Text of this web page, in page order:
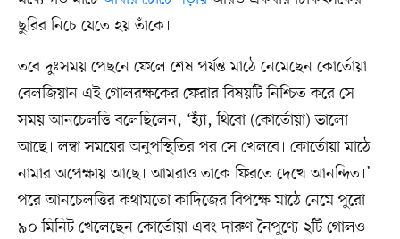
ছুরির নিচে যেতে হয় তাঁকে।
তবে দুঃসময় পেছনে ফেলে শেষ পর্যন্ত মাঠে নেমেছেন কোর্তোয়া।
বেলজিয়ান এই গোলরক্ষকের ফেরার বিষয়টি নিশ্চিত করে সে
সময় আনচেলত্তি বলেছিলেন, ‘হ্যাঁ, থিবো (কোর্তোয়া) ভালো
আছে। লম্বা সময়ের অনুপস্থিতির পর সে খেলবে। কোর্তোয়া মাঠে
নামার অপেক্ষায় আছে। আমরাও তাকে ফিরতে দেখে আনন্দিত।’
পরে আনচেলত্তির কথামতো কাদিজের বিপক্ষে মাঠে নেমে পুরো
৯০ মিনিট খেলেছেন কোর্তোয়া এবং দারুণ নৈপুণ্যে ২টি গোলও